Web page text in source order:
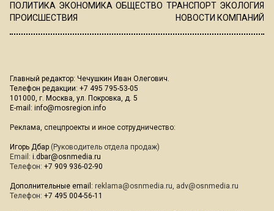
ПОЛИТИКА ЭКОНОМИКА ОБЩЕСТВО ТРАНСПОРТ ЭКОЛОГИЯ
ПРОИСШЕСТВИЯ
НОВОСТИ КОМПАНИЙ
Главный редактор: Чечушкин Иван Олегович.
Телефон редакции: +7 495 795-53-05
101000, г. Москва, ул. Покровка, д. 5
E-mail: info@mosregion.info
Реклама, спецпроекты и иное сотрудничество:
Игорь Дбар (Руководитель отдела продаж)
Email: i.dbar@osnmedia.ru
Телефон: +7 909 936-02-90
Дополнительные email: reklama@osnmedia.ru, adv@osnmedia.ru
Телефон: +7 495 004-56-11